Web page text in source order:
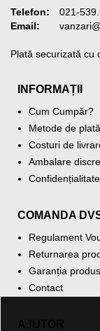
Telefon:
021-
Email:
Plată securizată cu
INFORMAȚII
Cum Cumpăr?
Metode de plată
Costuri de
Ambalare
Confidențialitate
COMANDA
Regulament
Returnarea
Garanția
Contact